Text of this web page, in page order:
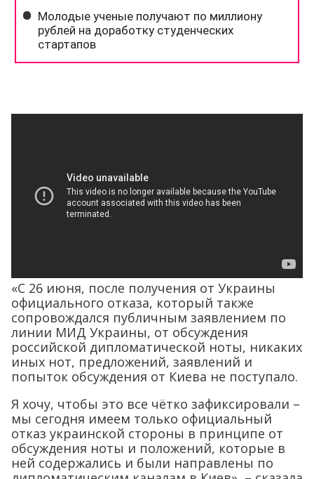
«С 26 июня, после получения от Украины
официального отказа, который также
сопровождался публичным заявлением по
линии МИД Украины, от обсуждения
российской дипломатической ноты, никаких
иных нот, предложений, заявлений и
попыток обсуждения от Киева не поступало.
Я хочу, чтобы это все чётко зафиксировали –
мы сегодня имеем только официальный
отказ украинской стороны в принципе от
обсуждения ноты и положений, которые в
ней содержались и были направлены по